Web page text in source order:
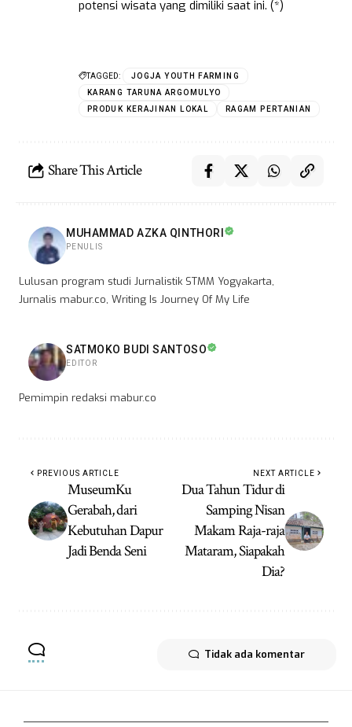
potensi wisata yang dimiliki saat ini. (*)
TAGGED:
JOGJA YOUTH FARMING
KARANG TARUNA ARGOMULYO
PRODUK KERAJINAN LOKAL
RAGAM PERTANIAN
Share This Article
MUHAMMAD AZKA QINTHORI
PENULIS
Lulusan program studi Jurnalistik STMM Yogyakarta,
Jurnalis mabur.co, Writing Is Journey Of My Life
SATMOKO BUDI SANTOSO
EDITOR
Pemimpin redaksi mabur.co
PREVIOUS ARTICLE
MuseumKu
Gerabah, dari
Kebutuhan Dapur
Jadi Benda Seni
NEXT ARTICLE
Dua Tahun Tidur di
Samping Nisan
Makam Raja-raja
Mataram, Siapakah
Dia?
Tidak ada komentar